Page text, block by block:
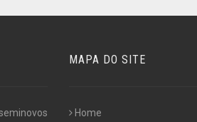
MAPA DO SITE
Home